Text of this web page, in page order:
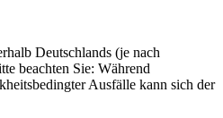
Deutschlands (je nach
beachten Sie: Während
Ausfälle kann sich der